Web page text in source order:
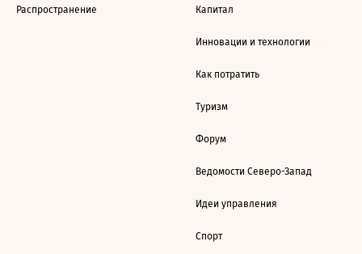
Распространение Капитал
Инновации и технологии
Как потратить
Туризм
Форум
Ведомости Северо-Запад
Идеи управления
Спорт